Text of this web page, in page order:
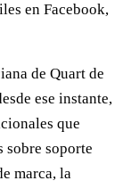
en Facebook,
de Quart de
ese instante,
que
sobre soporte
marca, la